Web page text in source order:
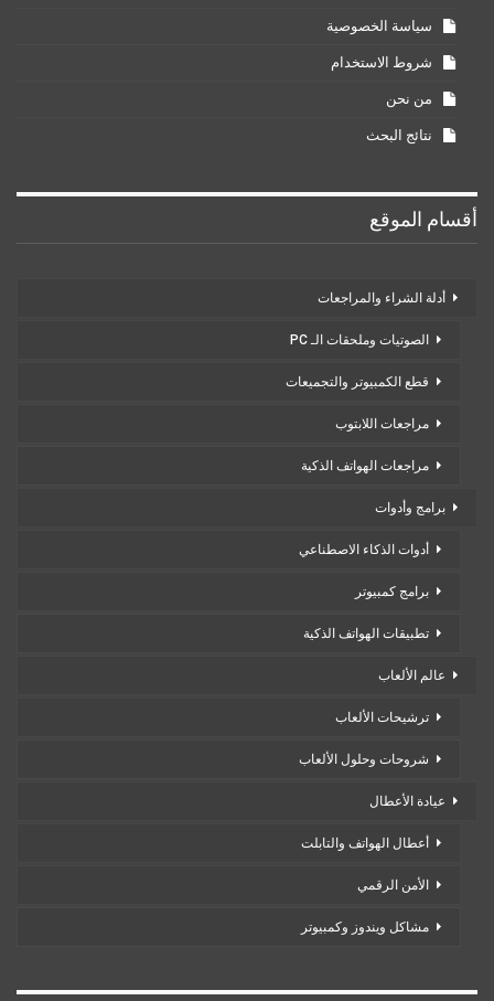
سياسة الخصوصية
شروط الاستخدام
من نحن
نتائج البحث
أقسام الموقع
أدلة الشراء والمراجعات
الصوتيات وملحقات الـ PC
قطع الكمبيوتر والتجميعات
مراجعات اللابتوب
مراجعات الهواتف الذكية
برامج وأدوات
أدوات الذكاء الاصطناعي
برامج كمبيوتر
تطبيقات الهواتف الذكية
عالم الألعاب
ترشيحات الألعاب
شروحات وحلول الألعاب
عيادة الأعطال
أعطال الهواتف والتابلت
الأمن الرقمي
مشاكل ويندوز وكمبيوتر